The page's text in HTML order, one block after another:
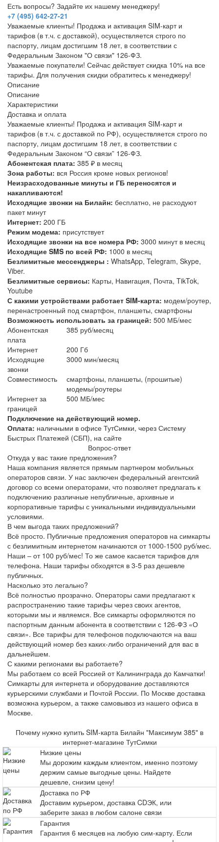
Есть вопросы? Задайте их нашему менеджеру!
+7 (495) 642-27-21
Уважаемые клиенты! Продажа и активация SIM-карт и
тарифов (в т.ч. с доставкой), осуществляется строго по
паспорту, лицам достигшим 18 лет, в соответствии с
Федеральным Законом "О связи" 126-ФЗ.
Уважаемые покупатели! Сейчас действует скидка 10% на все
тарифы. Для получения скидки обратитесь к менеджеру!
Описание
Описание
Характеристики
Доставка и оплата
Уважаемые клиенты! Продажа и активация SIM-карт и
тарифов (в т.ч. с доставкой по РФ), осуществляется строго по
паспорту, лицам достигшим 18 лет, в соответствии с
Федеральным Законом “О связи” 126-ФЗ.
Абонентская плата: 385 ₽ в месяц
Зона работы: вся Россия кроме новых регионов!
Неизрасходованные минуты и ГБ переносятся и
накапливаются!
Исходящие звонки на Билайн: бесплатно, не расходуют
пакет минут
Интернет: 200 ГБ
Режим модема: присутствует
Исходящие звонки на все номера РФ: 3000 минут в месяц
Исходящие SMS по всей РФ: 1000 в месяц
Безлимитные мессенджеры : WhatsApp, Telegram, Skype,
Viber.
Безлимитные сервисы: Карты, Навигация, Почта, TikTok,
Youtube
С какими устройствами работает SIM-карта: модем/роутер,
перенастроенный под смартфон, планшеты, смартфоны
Возможность использовать за границей: 500 МБ/мес
Абонентская
плата
385 руб/месяц
Интернет
200 Гб
Исходящие
звонки
3000 мин/месяц
Совместимость
смартфоны, планшеты, (прошитые)
модемы/роутеры
Интернет за
границей
500 МБ/мес
Подключение на действующий номер.
Оплата: наличными в офисе ТутСимки, через Систему
Быстрых Платежей (СБП), на сайте
Вопрос-ответ
Откуда у вас такие предложения?
Наша компания является прямым партнером мобильных
операторов связи. У нас заключен федеральный агентский
договор со всеми операторами, что позволяет предлагать к
подключению различные непубличные, архивные и
корпоративные тарифы с уникальными индивидуальными
условиями.
В чем выгода таких предложений?
Всё просто. Публичные предложения операторов на симкарты
с безлимитным интернетом начинаются от 1000-1500 руб/мес.
Наши – от 100 руб/мес! То же самое касается тарифов для
телефона. Наши тарифы обходятся в 3-5 раз дешевле
публичных.
Насколько это легально?
Всё полностью прозрачно. Операторы сами предлагают к
распространению такие тарифы через своих агентов,
которыми мы и являемся. Все симкарты оформляются по
паспортным данным абонента в соответствии с 126-ФЗ «О
связи». Все тарифы для телефонов подключаются на ваш
действующий номер без каких-либо ограничений для вас в
дальнейшем.
С какими регионами вы работаете?
Мы работаем со всей Россией от Калининграда до Камчатки!
Симкарты для интернета и оборудование доставляются
курьерскими службами и Почтой России. По Москве доставка
возможна курьером, а также самовывоз из нашего офиса в
Москве.
Почему нужно купить SIM-карта Билайн "Максимум 385" в
интернет-магазине ТутСимки
Низкие цены
Мы дорожим каждым клиентом, именно поэтому
держим самые выгодные цены. Найдете
дешевле, снизим цену!
Доставка по РФ
Доставим курьером, доставка CDЭК, или
заберите заказ в любом салоне связи
Гарантия
Гарантия 6 месяцев на любую сим-карту. Если